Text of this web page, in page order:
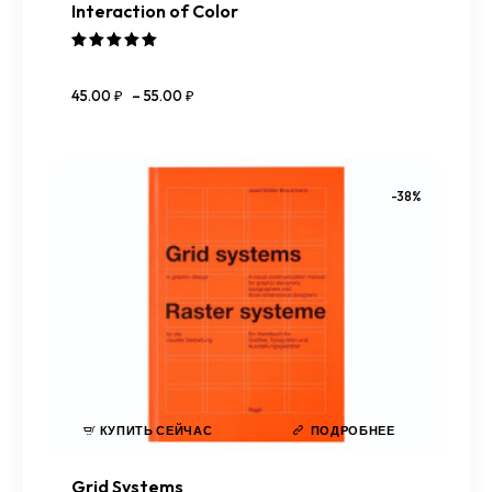
Interaction of Color
из 5
45.00₽ – 55.00₽
-38%
КУПИТЬ СЕЙЧАС ПОДРОБНЕЕ
Grid Systems